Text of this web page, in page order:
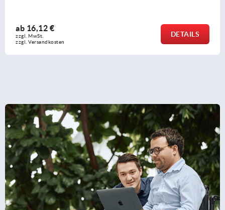
ab 14,30 €
zzgl. MwSt.
zzgl. Versandkosten
DETAILS